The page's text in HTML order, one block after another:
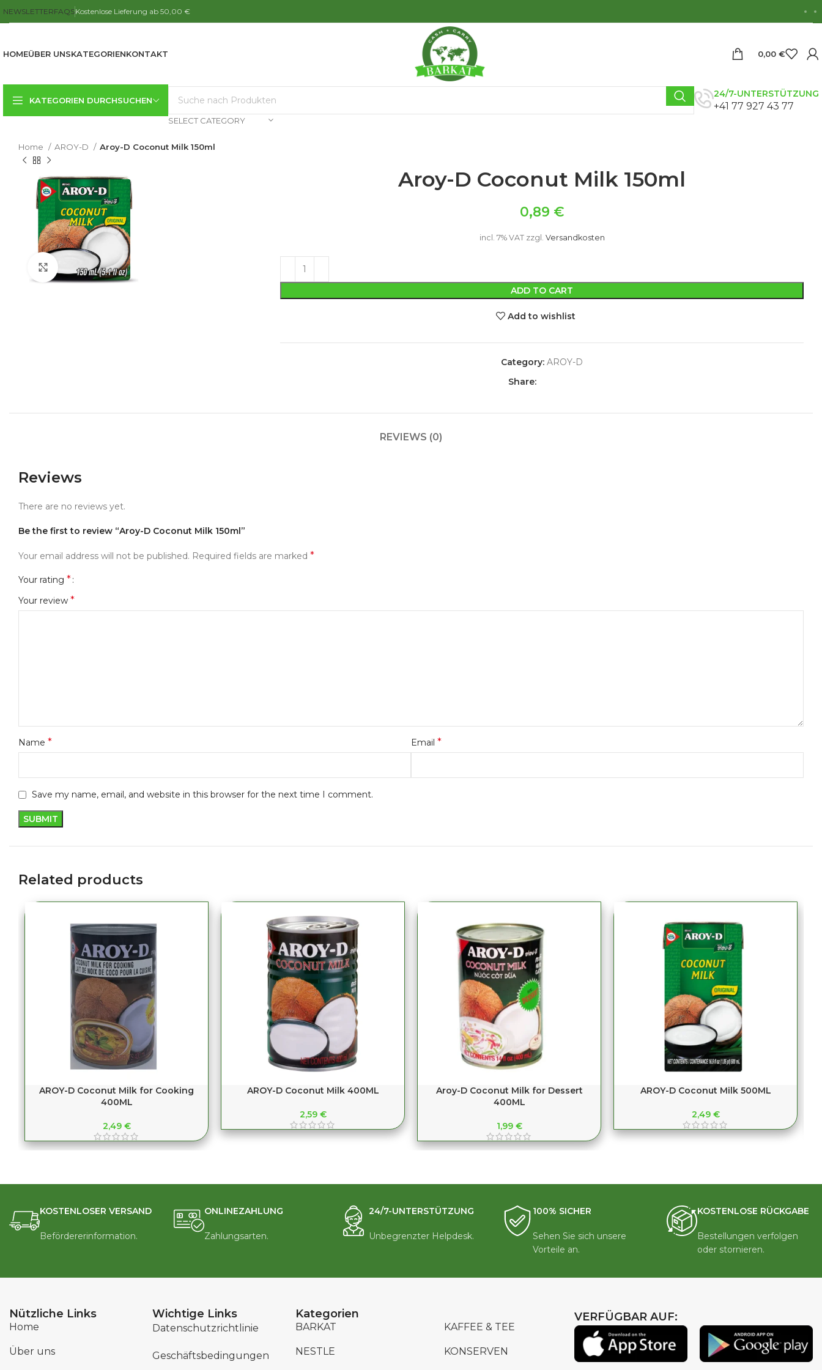
NEWSLETTERFAQSKostenlose Lieferung ab 50,00 €
HOMEÜBER UNSKATEGORIENKONTAKT 0,00 €
KATEGORIEN DURCHSUCHEN
SELECT CATEGORY
24/7-UNTERSTÜTZUNG
+41 77 927 43 77
Home AROY-D Aroy-D Coconut Milk 150ml
Click to enlarge
Aroy-D Coconut Milk 150ml
0,89 €
incl. 7% VAT zzgl. Versandkosten
ADD TO CART
Add to wishlist
Category: AROY-D
Share:
REVIEWS (0)
Reviews
There are no reviews yet.
Be the first to review “Aroy-D Coconut Milk 150ml”
Your email address will not be published. Required fields are marked *
Your rating *
Your review *
Name * Email *
Save my name, email, and website in this browser for the next time I comment.
Related products
AROY-D Coconut Milk for Cooking
400ML
2,49 €
AROY-D Coconut Milk 400ML
2,59 €
Aroy-D Coconut Milk for Dessert
400ML
1,99 €
AROY-D Coconut Milk 500ML
2,49 €
KOSTENLOSER VERSAND
Befördererinformation.
ONLINEZAHLUNG
Zahlungsarten.
24/7-UNTERSTÜTZUNG
Unbegrenzter Helpdesk.
100% SICHER
Sehen Sie sich unsere
Vorteile an.
KOSTENLOSE RÜCKGABE
Bestellungen verfolgen
oder stornieren.
Nützliche Links
Home
Über uns
Wichtige Links
Datenschutzrichtlinie
Geschäftsbedingungen
Kategorien
BARKAT
NESTLE
KAFFEE & TEE
KONSERVEN
VERFÜGBAR AUF: